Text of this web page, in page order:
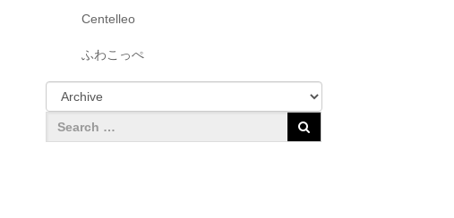
Centelleo
ふわこっぺ